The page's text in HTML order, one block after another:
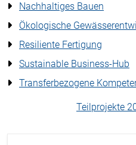
Nachhaltiges Bauen
Ökologische
Resiliente Fertigung
Sustainable Business-Hub
Transferbezogene
Teilprojekte